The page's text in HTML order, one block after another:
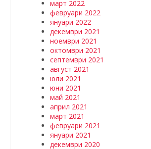
март 2022
февруари 2022
януари 2022
декември 2021
ноември 2021
октомври 2021
септември 2021
август 2021
юли 2021
юни 2021
май 2021
април 2021
март 2021
февруари 2021
януари 2021
декември 2020